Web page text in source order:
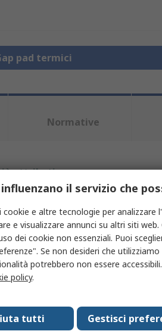
pad termici
Normative
attributi.
TGlobal
Tappetino
Silicone
il servizio che
cookie e altre tecnologie per
e visualizzare annunci su altri siti
dei cookie non essenziali. Puoi
Se non desideri che
potrebbero non essere
policy.
Gestisci
tutti